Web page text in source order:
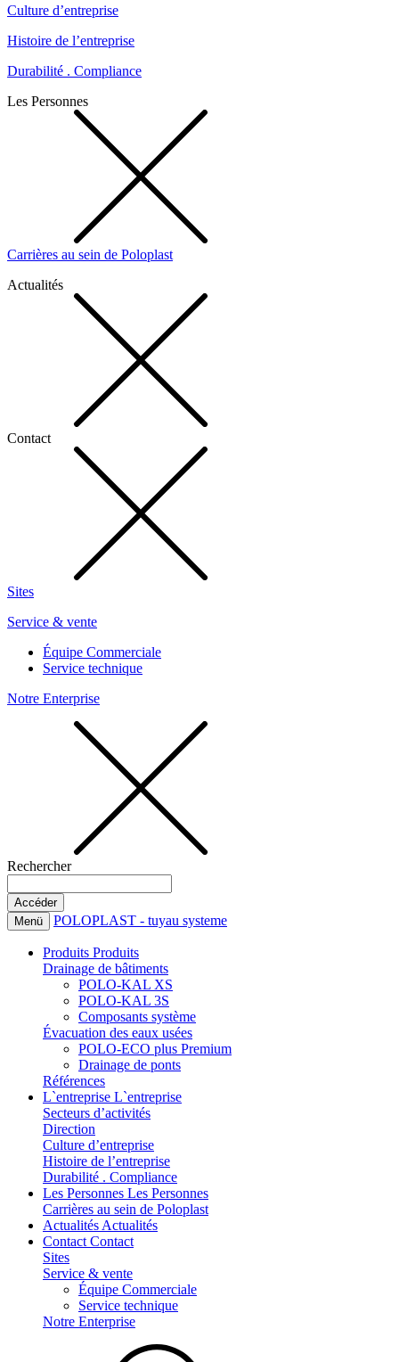
Culture d’entreprise
Histoire de l’entreprise
Durabilité . Compliance
Les Personnes
Carrières au sein de Poloplast
Actualités
Contact
Sites
Service & vente
Équipe Commerciale
Service technique
Notre Enterprise
Rechercher
Menü POLOPLAST - tuyau systeme
Produits Produits
Drainage de bâtiments
POLO-KAL XS
POLO-KAL 3S
Composants système
Évacuation des eaux usées
POLO-ECO plus Premium
Drainage de ponts
Références
L`entreprise L`entreprise
Secteurs d’activités
Direction
Culture d’entreprise
Histoire de l’entreprise
Durabilité . Compliance
Les Personnes Les Personnes
Carrières au sein de Poloplast
Actualités Actualités
Contact Contact
Sites
Service & vente
Équipe Commerciale
Service technique
Notre Enterprise